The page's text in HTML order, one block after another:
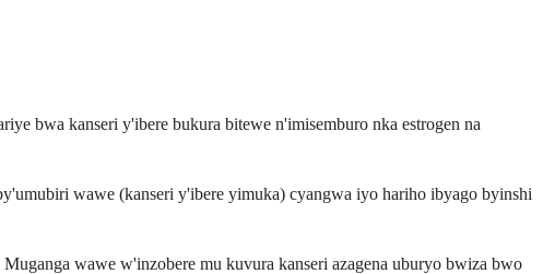
bwa kanseri y'ibere bukura bitewe n'imisemburo nka estrogen na
wawe (kanseri y'ibere yimuka) cyangwa iyo hariho ibyago byinshi
wawe w'inzobere mu kuvura kanseri azagena uburyo bwiza bwo